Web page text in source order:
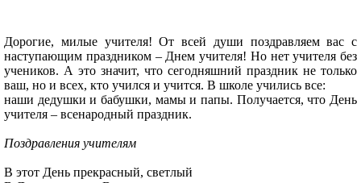
Дорогие, милые учителя! От всей души поздравляем вас с
наступающим праздником – Днем учителя! Но нет учителя без
учеников. А это значит, что сегодняшний праздник не только
ваш, но и всех, кто учился и учится. В школе учились все:
наши дедушки и бабушки, мамы и папы. Получается, что День
учителя – всенародный праздник.
Поздравления учителям
В этот День прекрасный, светлый